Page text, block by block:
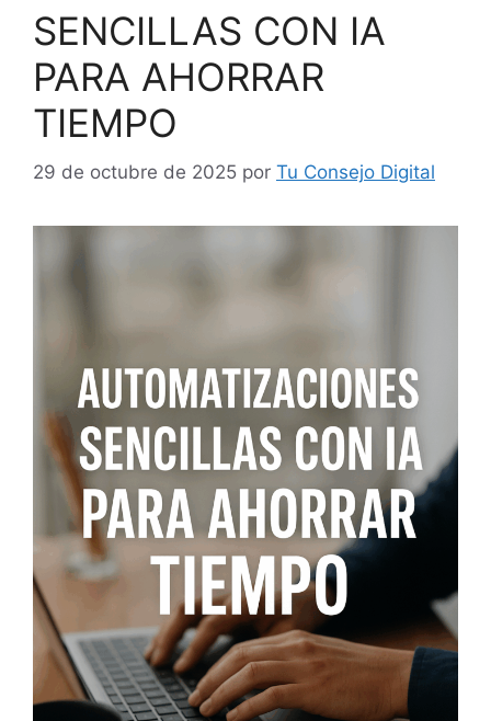
SENCILLAS CON IA
PARA AHORRAR
TIEMPO
29 de octubre de 2025 por Tu Consejo Digital